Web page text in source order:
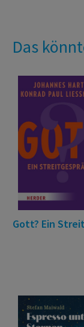
Das
Gott? Ein